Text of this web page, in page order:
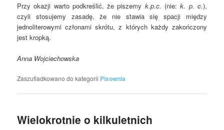
Przy okazji warto podkreślić, że piszemy k.p.c. (nie:k. p. c.),
czyli stosujemy zasadę, że nie stawia się spacji między
jednoliterowymi członami skrótu, z których każdy zakończony
jest kropką.
Anna Wojciechowska
Zaszufladkowano do kategorii Pisownia
Wielokrotnie o kilkuletnich